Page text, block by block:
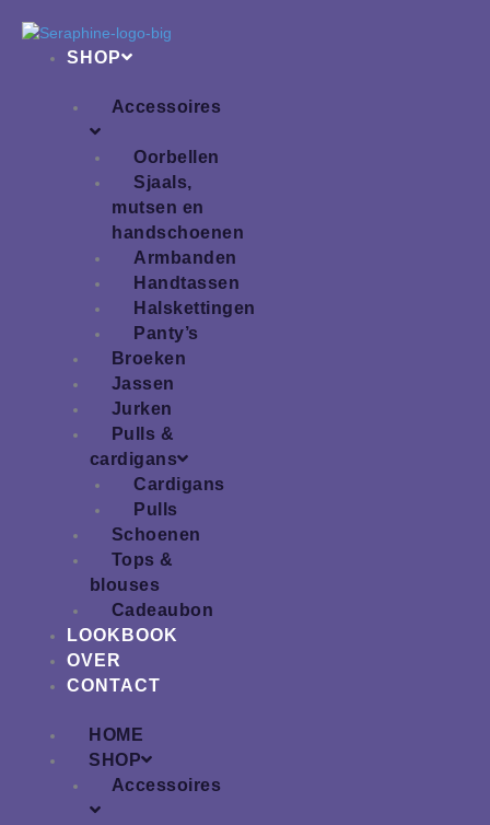
naar
SHOP
Accessoires
Oorbellen
Sjaals,
mutsen en
handschoenen
Armbanden
Handtassen
Halskettingen
Panty’s
Broeken
Jassen
Jurken
Pulls &
cardigans
Cardigans
Pulls
Schoenen
Tops &
blouses
Cadeaubon
LOOKBOOK
OVER
CONTACT
HOME
SHOP
Accessoires